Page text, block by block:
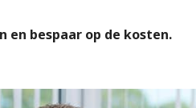
bespaar op de kosten.